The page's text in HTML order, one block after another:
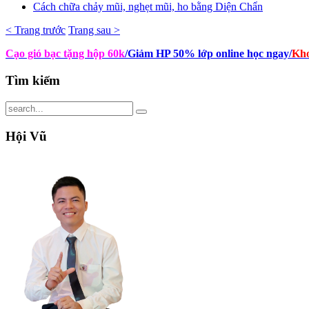
Cách chữa chảy mũi, nghẹt mũi, ho bằng Diện Chẩn
< Trang trước Trang sau >
Cạo gió bạc tặng hộp 60k/Giảm HP 50% lớp online học ngay/
Tìm kiếm
Hội Vũ